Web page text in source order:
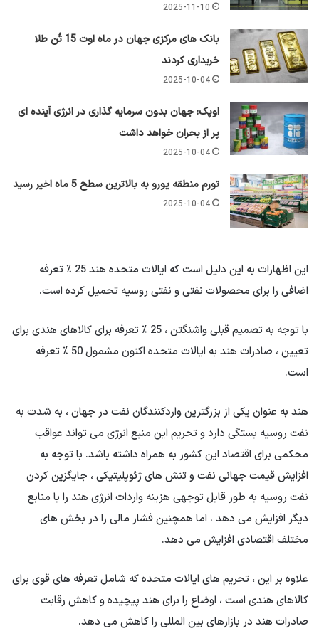
2025-11-10
بانک های مرکزی جهان در ماه اوت 15 تُن طلا
خریداری کردند
2025-10-04
اوپک: جهان بدون سرمایه گذاری در انرژی آینده ای
پر از بحران خواهد داشت
2025-10-04
تورم منطقه یورو به بالاترین سطح 5 ماه اخیر رسید
2025-10-04
این اظهارات به این دلیل است که ایالات متحده هند 25 ٪ تعرفه
اضافی را برای محصولات نفتی و نفتی روسیه تحمیل کرده است.
با توجه به تصمیم قبلی واشنگتن ، 25 ٪ تعرفه برای کالاهای هندی برای
تعیین ، صادرات هند به ایالات متحده اکنون مشمول 50 ٪ تعرفه
است.
هند به عنوان یکی از بزرگترین واردکنندگان نفت در جهان ، به شدت به
نفت روسیه بستگی دارد و تحریم این منبع انرژی می تواند عواقب
محکمی برای اقتصاد این کشور به همراه داشته باشد. با توجه به
افزایش قیمت جهانی نفت و تنش های ژئوپلیتیکی ، جایگزین کردن
نفت روسیه به طور قابل توجهی هزینه واردات انرژی هند را با منابع
دیگر افزایش می دهد ، اما همچنین فشار مالی را در بخش های
مختلف اقتصادی افزایش می دهد.
علاوه بر این ، تحریم های ایالات متحده که شامل تعرفه های قوی برای
کالاهای هندی است ، اوضاع را برای هند پیچیده و کاهش رقابت
صادرات هند در بازارهای بین المللی را کاهش می دهد.